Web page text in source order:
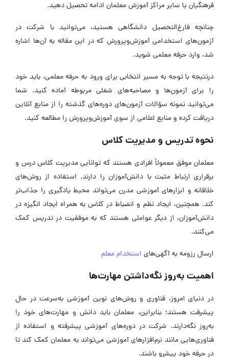
فرهنگیان یا سایر مراکز آموزش معلمان ادامه تحصیل دهید.
چنانچه فارغ‌التحصیل دانشگاهی هستید، می‌توانید با شرکت در
آزمون‌های استخدامی آموزش‌وپرورش که در این مقاله به آن‌ها اشاره
شد، وارد حرفه معلمی شوید.
درنتیجه با توجه به مسیر انتخابی برای ورود به حرفه معلمی، باید خود
را برای آزمون‌ها و مصاحبه‌های شغلی مربوطه آماده کنید. شما
می‌توانید نمونه سؤالات آزمون‌های دوره‌های گذشته را از منابع آنلاین
دریافت کرده و منابع اعلامی از سوی آموزش‌وپرورش را مطالعه کنید.
نحوه تدریس و مدیریت کلاس
معلمان موفق معمولاً افرادی هستند که توانایی مدیریت کلاس درس و
برقراری ارتباط مثبت با دانش‌آموزان را دارند. استفاده از روش‌های
خلاقانه و ابزارهای آموزشی مدرن می‌تواند محیط یادگیری را جذاب‌تر
کند. همچنین، ایجاد نظم و انضباط در کلاس به همراه ایجاد انگیزه در
دانش‌آموزان، از دیگر عواملی هستند که به موفقیت در تدریس کمک
می‌کنند.
ارسال رزومه به آگهی‌های استخدام معلم
اهمیت به‌روز نگه‌داشتن مهارت‌ها
در دنیای امروز، فناوری و روش‌های نوین آموزشی به‌سرعت در حال
پیشرفت هستند؛ بنابراین، معلمان باید دانش و مهارت‌های خود را
به‌روز نگه‌دارند. شرکت در دوره‌های آموزشی پیشرفته و استفاده از
فناوری‌هایی مانند نرم‌افزارهای آموزشی می‌تواند به معلمان کمک کند تا
در حرفه خود پیشرو باشند.